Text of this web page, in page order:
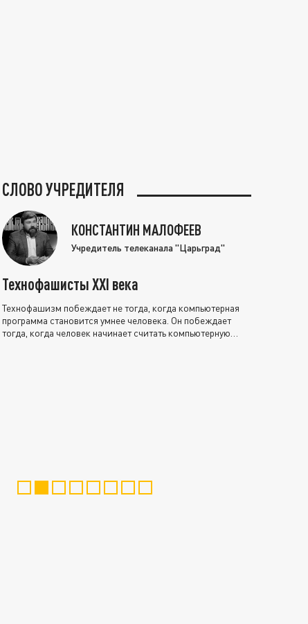
СЛОВО УЧРЕДИТЕЛЯ
КОНСТАНТИН МАЛОФЕЕВ
Учредитель телеканала "Царьград"
Технофашисты XXI века
Технофашизм побеждает не тогда, когда компьютерная
программа становится умнее человека. Он побеждает
тогда, когда человек начинает считать компьютерную